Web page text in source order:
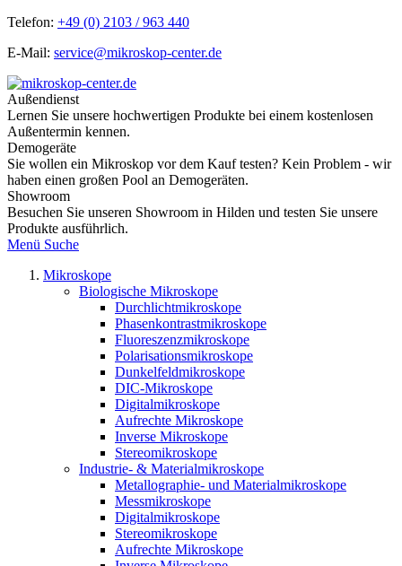
Telefon: +49 (0) 2103 / 963 440
E-Mail: service@mikroskop-center.de
Außendienst
Lernen Sie unsere hochwertigen Produkte bei einem kostenlosen
Außentermin kennen.
Demogeräte
Sie wollen ein Mikroskop vor dem Kauf testen? Kein Problem - wir
haben einen großen Pool an Demogeräten.
Showroom
Besuchen Sie unseren Showroom in Hilden und testen Sie unsere
Produkte ausführlich.
Menü Suche
Mikroskope
Biologische Mikroskope
Durchlichtmikroskope
Phasenkontrastmikroskope
Fluoreszenzmikroskope
Polarisationsmikroskope
Dunkelfeldmikroskope
DIC-Mikroskope
Digitalmikroskope
Aufrechte Mikroskope
Inverse Mikroskope
Stereomikroskope
Industrie- & Materialmikroskope
Metallographie- und Materialmikroskope
Messmikroskope
Digitalmikroskope
Stereomikroskope
Aufrechte Mikroskope